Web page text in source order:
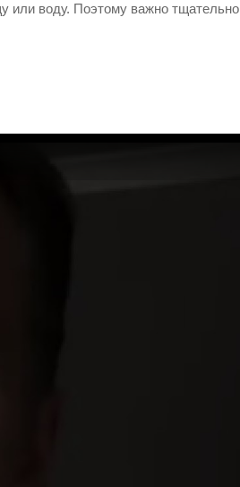
или воду. Поэтому важно тщательно